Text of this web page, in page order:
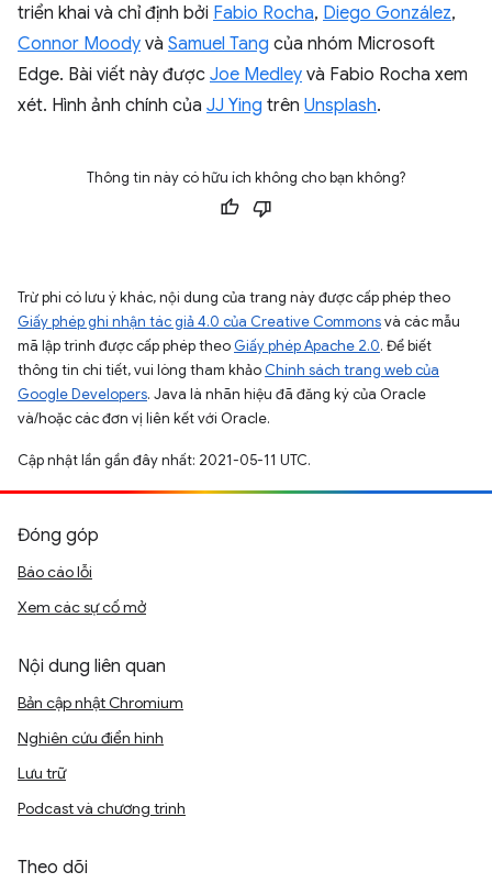
triển khai và chỉ định bởi Fabio Rocha, Diego González,
Connor Moody và Samuel Tang của nhóm Microsoft
Edge. Bài viết này được Joe Medley và Fabio Rocha xem
xét. Hình ảnh chính của JJ Ying trên Unsplash.
Thông tin này có hữu ích không cho bạn không?
Trừ phi có lưu ý khác, nội dung của trang này được cấp phép theo
Giấy phép ghi nhận tác giả 4.0 của Creative Commonsvà các mẫu
mã lập trình được cấp phép theo Giấy phép Apache 2.0. Để biết
thông tin chi tiết, vui lòng tham khảo Chính sách trang web của
Google Developers. Java là nhãn hiệu đã đăng ký của Oracle
và/hoặc các đơn vị liên kết với Oracle.
Cập nhật lần gần đây nhất: 2021-05-11 UTC.
Đóng góp
Báo cáo lỗi
Xem các sự cố mở
Nội dung liên quan
Bản cập nhật Chromium
Nghiên cứu điển hình
Lưu trữ
Podcast và chương trình
Theo dõi